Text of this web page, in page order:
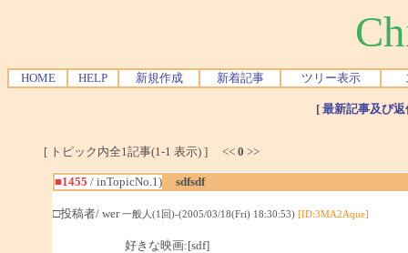
HOME HELP 新規作成 新着記事 ツリー表示
[ 最新記事及び
[ トピック内全1記事(1-1 表示) ] << 0 >>
■1455 / inTopicNo.1) sdfsdf
□投稿者/ wer一般人(1回)-(2005/03/18(Fri) 18:30:53) [ID:3MA2Aque]
好きな映画:[sdf]